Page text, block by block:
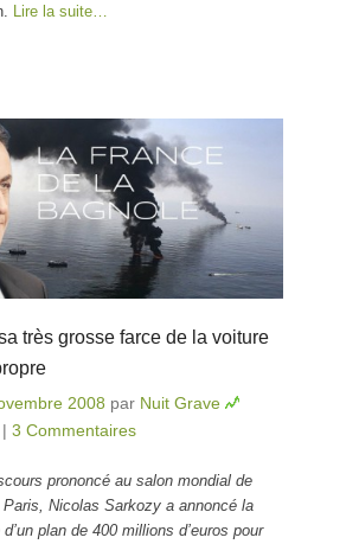
Lire la suite…
très grosse farce de la voiture
2008 par Nuit Grave
| 3 Commentaires
prononcé au salon mondial de
Paris, Nicolas Sarkozy a annoncé la
plan de 400 millions d’euros pour